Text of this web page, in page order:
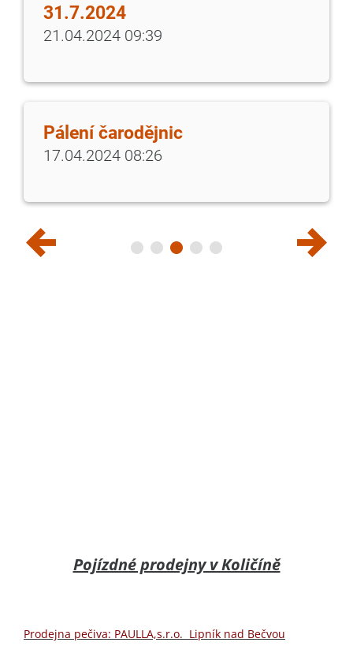
31.7.2024
21.04.2024 09:39
Pálení čarodějnic
17.04.2024 08:26
Pojízdné prodejny v Količíně
Prodejna pečiva: PAULLA,s.r.o. Lipník nad Bečvou